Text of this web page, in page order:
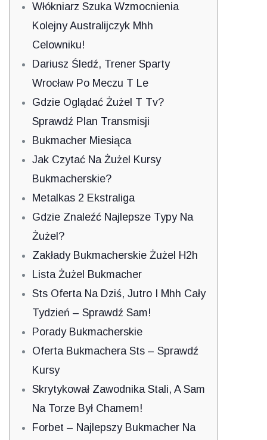
Włókniarz Szuka Wzmocnienia
Kolejny Australijczyk Mhh
Celowniku!
Dariusz Śledź, Trener Sparty
Wrocław Po Meczu T Le
Gdzie Oglądać Żużel T Tv?
Sprawdź Plan Transmisji
Bukmacher Miesiąca
Jak Czytać Na Żużel Kursy
Bukmacherskie?
Metalkas 2 Ekstraliga
Gdzie Znaleźć Najlepsze Typy Na
Żużel?
Zakłady Bukmacherskie Żużel H2h
Lista Żużel Bukmacher
Sts Oferta Na Dziś, Jutro I Mhh Cały
Tydzień – Sprawdź Sam!
Porady Bukmacherskie
Oferta Bukmachera Sts – Sprawdź
Kursy
Skrytykował Zawodnika Stali, A Sam
Na Torze Był Chamem!
Forbet – Najlepszy Bukmacher Na